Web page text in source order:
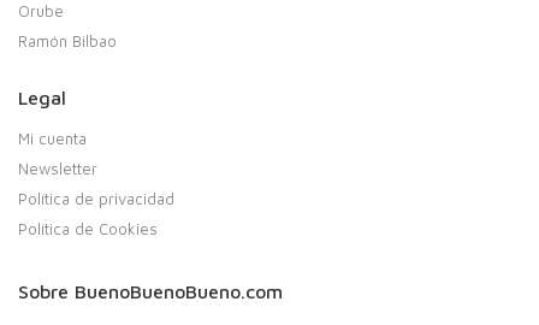
Orube
Ramón Bilbao
Legal
Mi cuenta
Newsletter
Política de privacidad
Política de Cookies
Sobre BuenoBuenoBueno.com